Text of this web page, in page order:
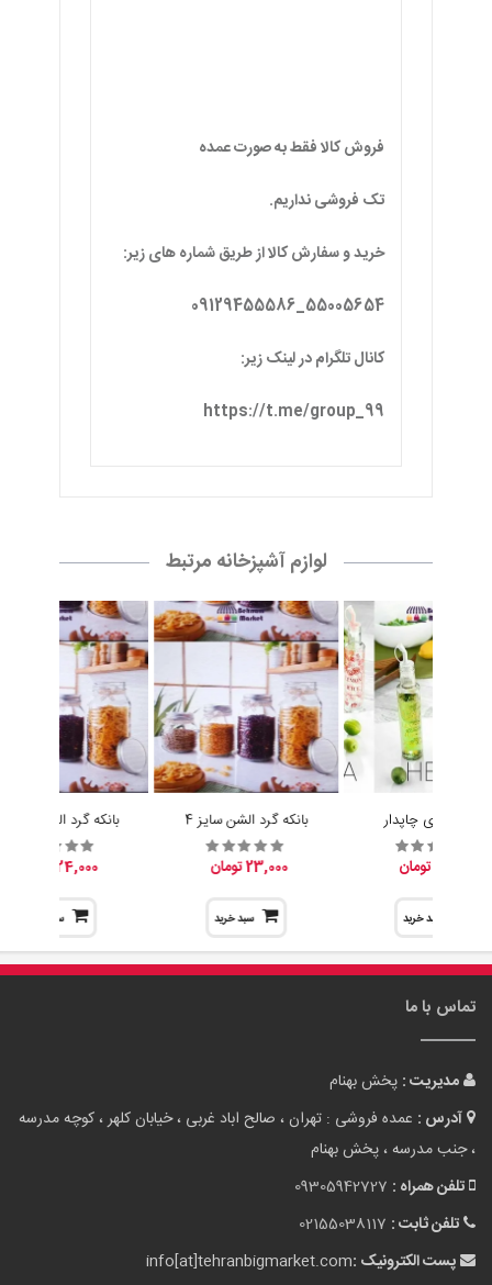
فروش کالا فقط به صورت عمده
تک فروشی نداریم.
خرید و سفارش کالا از طریق شماره های زیر:
55005654_09129455586
کانال تلگرام در لینک زیر:
https://t.me/group_99
لوازم آشپزخانه مرتبط
آبلیموخوری چاپدار
سبد خرید
بانکه گرد الشن سایز 4
23,000 تومان
سبد خرید
بانکه گرد الشن سایز 3
24,000 تومان
سبد خرید
تماس با ما
مدیریت : پخش بهنام
آدرس : عمده فروشی : تهران ، صالح اباد غربی ، خیابان کلهر ، کوچه مدرسه
، جنب مدرسه ، پخش بهنام
تلفن همراه : 09305942727
تلفن ثابت : 02155038117
پست الکترونیک :info[at]tehranbigmarket.com